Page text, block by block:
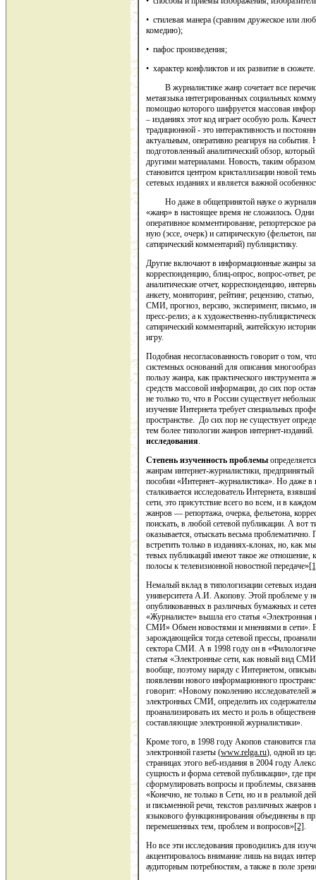
• стилевая манера (сравним дружеское или
комедию);
• пафос произведения;
• характер конфликтов и их развитие в сюжете.
В журналистике жанр сочетает все
метаязыка интегрированных социальных
помощью которого шифруется массовая
– изданиях этот код играет особую роль.
традиционной - это интерактивность и
актуальным, оперативно реагируя на
подготовленный аналитиче­ский обзор,
другими материалами. Новость, таким
становится центром кристаллиза­ции новой
сетевых изданиях и является важной
Но даже в общепринятой науке о
«жанр» в настоящее время не сложилось.
оперативное комментирование, репортерское
ную (эссе, очерк) и сатирическую (фельетон,
сатирический комментарий) публицистику.
Другие включают в информационные жанры
корреспонденцию, блиц-опрос, вопрос-от­вет,
аналитические отчет, корреспонденцию,
анкету, мониторинг, рейтинг, рецензию,
СМИ, прогноз, версию, экспери­мент, письмо,
пресс-релиз; а к художественно-
сатирический комментарий, житейскую
игру.
Подобная несогласованность говорит о том,
системных оснований для описания
пользу жанра, как практического
средств массовой информации, до сих пор
не только то, что в России существует
изучение Интернета требует специальных
пространстве. До сих пор не существует
тем более типологии жанров интернет-
исследования.
Степень изученность проблемы
жанрам интернет-журналистики,
пособии «Интернет–журналистика». Но даже
сталкивается исследователь Интернета,
сети, это присутст­вие всего во всем, и в
жанров — репортажа, очерка, фельетона,
поискать, в любой сетевой публикации. А вот
оказывается, отыскать весьма
встретить только в изда­ниях-клонах, но, как
тевых публикаций имеют такое же отношение,
полосы к телевизионной новостной передаче»
Немалый вклад в типологизации сетевых
университета А.И. Акопову. Этой проблеме у
опубликованных в различных бумажных и
«Журналисте» вышла его статья
СМИ» Обмен новостями и мнениями в сети». В
зарождающейся тогда сетевой прессы,
сектора СМИ. А в 1998 году он в
статья «Электронные сети, как новый вид
вообще, поэтому наряду с Интернетом,
появлении нового информационного
говорит: «Новому поколению исследователей
электронных СМИ, определить их
проанализировать их место и роль в
составляющие электронной журналистики».
Кроме того, в 1998 году Акопов становится
электронной газеты (www.relga.ru), одной из
страницах этого веб-издания в 2004 году
сущность и форма сетевой публикации», где
сформулировать вопросы и проблемы,
«Конечно, не только в Сети, но и в реальной
и письменной речи, текстов различных
языкового функционирования объединены в
перемешенных тем, проблем и вопросов»[2].
Но все эти исследования проводились для
акцентировалось внимание лишь на видах
аудиторным потребностям, а также в поле